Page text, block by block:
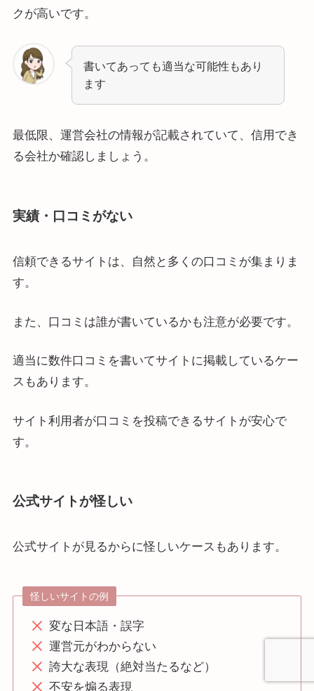
クが高いです。
書いてあっても適当な可能性もあり
ます
最低限、運営会社の情報が記載されていて、信用でき
る会社か確認しましょう。
実績・口コミがない
信頼できるサイトは、自然と多くの口コミが集まりま
す。
また、口コミは誰が書いているかも注意が必要です。
適当に数件口コミを書いてサイトに掲載しているケー
スもあります。
サイト利用者が口コミを投稿できるサイトが安心で
す。
公式サイトが怪しい
公式サイトが見るからに怪しいケースもあります。
怪しいサイトの例
変な日本語・誤字
運営元がわからない
誇大な表現（絶対当たるなど）
不安を煽る表現